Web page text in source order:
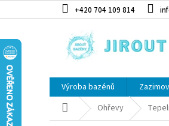
+420 704 109 814
Výroba bazénů
Domů Ohřevy